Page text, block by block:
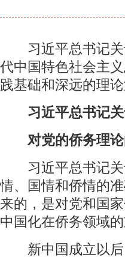
习近平总书记关
代中国特色社会主
践基础和深远的理论
习近平总书记
对党的侨务理论
习近平总书记关
情、国情和侨情的
来的，是对党和国
中国化在侨务领域的
新中国成立以后